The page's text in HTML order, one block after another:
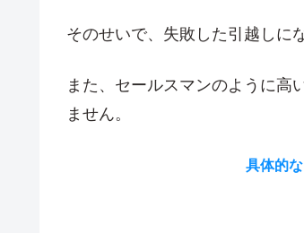
そのせいで、失敗した引越しに
また、セールスマンのように高
ません。
具体的